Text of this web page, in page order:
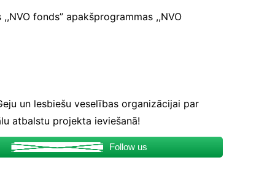
fonds” apakšprogrammas ,,NVO
un lesbiešu veselības organizācijai par
atbalstu projekta ieviešanā!
Follow us